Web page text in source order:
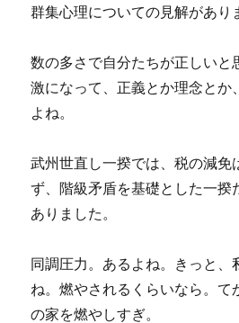
群集心理についての見解があり
数の多さで自分たちが正しいと
激になって、正義とか理念とか
よね。
武州世直し一揆では、税の減免
ず、階級矛盾を基礎とした一揆
ありました。
同調圧力。あるよね。きっと、
ね。燃やされるくらいなら。て
の家を燃やしすぎ。